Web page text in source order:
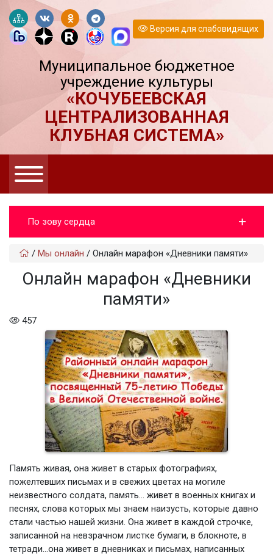
Версия для слабовидящих
Муниципальное бюджетное
учреждение культуры
«КОЧУБЕЕВСКАЯ
ЦЕНТРАЛИЗОВАННАЯ
КЛУБНАЯ СИСТЕМА»
По зову сердца
/ Мы онлайн / Онлайн марафон «Дневники памяти»
Онлайн марафон «Дневники
памяти»
457
Память живая, она живет в старых фотографиях,
пожелтевших письмах и в свежих цветах на могиле
неизвестного солдата, память… живет в военных книгах и
песнях, слова которых мы знаем наизусть, которые давно
стали частью нашей жизни. Она живет в каждой строчке,
записанной на невзрачном листке бумаги, в блокноте, в
тетради…она живет в дневниках и письмах, написанных